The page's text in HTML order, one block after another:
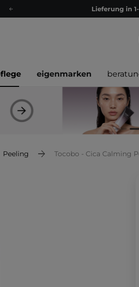
Lieferung in
Kostenloser
Versand nach
Lieferung in 1-
Empfehle uns weiter und
eigenmarken
Peeling Tocobo - Cica Calming